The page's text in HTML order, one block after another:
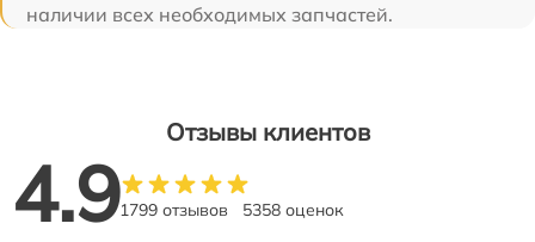
наличии всех необходимых запчастей.
Отзывы клиентов
4.91799 отзывов 5358 оценок